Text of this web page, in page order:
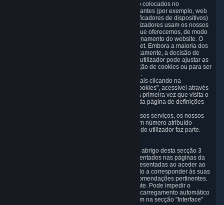
Utilizamos "Cookies", que são ficheiros de texto colocados no
computador do utilizador, e tecnologias semelhantes (por exemplo, web
beacons, píxeis, etiquetas de anúncios e identificadores de dispositivos)
para nos ajudar a analisar a forma como os utilizadores usam os nossos
serviços, bem como para otimizar os serviços que oferecemos, de modo
a melhorar o marketing, as análises ou o funcionamento do website. O
uso de Cookies é uma prática comum na Internet. Embora a maioria dos
browsers de Internet aceitem cookies automaticamente, a decisão de
aceitar ou não os cookies cabe ao utilizador. O utilizador pode ajustar as
definições do seu browser para impedir a receção de cookies ou para ser
notificado sempre que lhe é enviado um cookie.
O utilizador pode gerir o uso de cookies opcionais clicando na
hiperligação para a "página de definições de cookies", acessível através
do banner sobre cookies que é apresentado na primeira vez que visita o
nosso website, e a qualquer momento através da página de definições
Quando o utilizador visita qualquer um dos nossos serviços, os nossos
servidores registam o seu endereço IP, que é um número atribuído
automaticamente à rede da qual o computador do utilizador faz parte.
Podemos processar informações recolhidas ao abrigo desta secção 3
para que conteúdos, produtos e serviços apresentados nas páginas da
loja Steam e as mensagens de atualização apresentadas ao aceder ao
cliente Steam possam ser configurados de modo a corresponder às suas
necessidades e preenchidos com ofertas e recomendações pertinentes.
Isto é feito para melhorar a experiência do cliente. Pode impedir o
processamento dos seus dados ao desativar o carregamento automático
da página da loja Steam e as notificações Steam na secção "Interface"